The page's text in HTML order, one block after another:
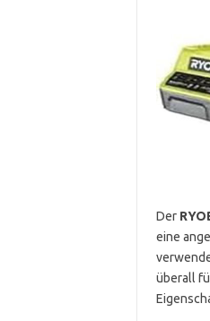
Der
eine
überall